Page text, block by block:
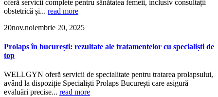
oferă servicii complete pentru sănătatea femeii, inclusiv consultații
obstetrică și... read more
20nov.noiembrie 20, 2025
Prolaps în bucurești: rezultate ale tratamentelor cu specialiști de
top
WELLGYN oferă servicii de specialitate pentru tratarea prolapsului,
având la dispoziție Specialiști Prolaps București care asigură
evaluări precise... read more